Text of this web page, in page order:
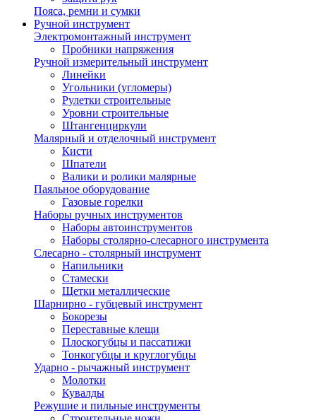
Пояса, ремни и сумки
Ручной инструмент
Электромонтажный инструмент
Пробники напряжения
Ручной измерительный инструмент
Линейки
Угольники (угломеры)
Рулетки строительные
Уровни строительные
Штангенциркули
Малярный и отделочный инструмент
Кисти
Шпатели
Валики и ролики малярные
Паяльное оборудование
Газовые горелки
Наборы ручных инструментов
Наборы автоинструментов
Наборы столярно-слесарного инструмента
Слесарно - столярный инструмент
Напильники
Стамески
Щетки металлические
Шарнирно - губцевый инструмент
Бокорезы
Переставные клещи
Плоскогубцы и пассатижи
Тонкогубцы и круглогубцы
Ударно - рычажный инструмент
Молотки
Кувалды
Режушие и пильные инструменты